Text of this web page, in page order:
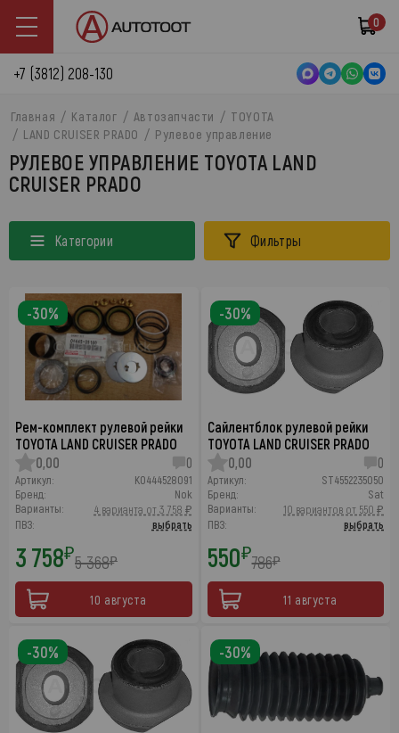
0
+7 (3812) 208-130
Главная Каталог Автозапчасти
TOYOTA
LAND CRUISER PRADO
Рулевое управление
РУЛЕВОЕ УПРАВЛЕНИЕ TOYOTA LAND
CRUISER PRADO
Категории Фильтры
Рем-комплект рулевой рейки
TOYOTA LAND CRUISER PRADO
0,00
0
Артикул:
K0444528091
Бренд:
Nok
Варианты:
4 варианта от 3 758 ₽
ПВЗ:
выбрать
3 758₽5 368₽
10 августа
-30%
Сайлентблок рулевой рейки
TOYOTA LAND CRUISER PRADO
0,00
0
Артикул:
ST4552235050
Бренд:
Sat
Варианты:
10 вариантов от 550 ₽
ПВЗ:
выбрать
550₽786₽
11 августа
-30%
-30% -30%